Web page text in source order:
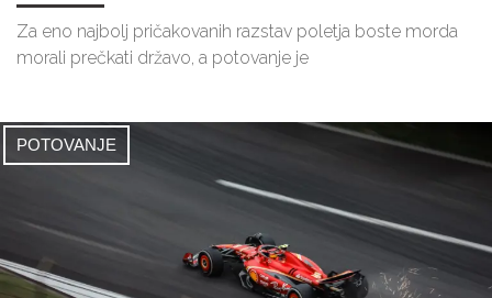
Za eno najbolj pričakovanih razstav poletja boste morda
morali prečkati državo, a potovanje je
POTOVANJE